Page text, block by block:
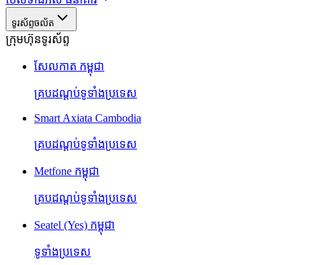
ទូរស័ព្ទចល័ត
ក្រុមហ៊ុនទូរស័ព្ទ
សែលកាត កម្ពុជា
គ្របដណ្តប់ទូទាំងប្រទេស
Smart Axiata Cambodia
គ្របដណ្តប់ទូទាំងប្រទេស
Metfone កម្ពុជា
គ្របដណ្តប់ទូទាំងប្រទេស
Seatel (Yes) កម្ពុជា
ទូទាំងប្រទេស